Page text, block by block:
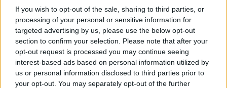
If you wish to opt-out of the sale, sharing to third parties, or
processing of your personal or sensitive information for
targeted advertising by us, please use the below opt-out
section to confirm your selection. Please note that after your
opt-out request is processed you may continue seeing
interest-based ads based on personal information utilized by
us or personal information disclosed to third parties prior to
your opt-out. You may separately opt-out of the further
allergenärmere Umgebung
Konsultieren Sie einen Allergologen: Lassen Sie
sich professionell beraten zu medikamentösen
Therapien, Immuntherapie oder spezifischen
Vermeidungsstrategien